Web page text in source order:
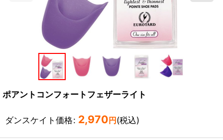
ポアントコンフォートフェザーライト
ダンスケイト価格: 2,970 円 (税込)